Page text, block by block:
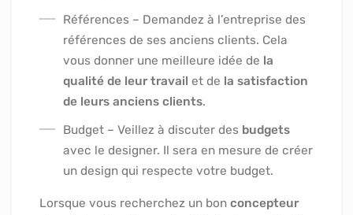
Références – Demandez à l’entreprise des
références de ses anciens clients. Cela
vous donner une meilleure idée de la
qualité de leur travail et de la satisfaction
de leurs anciens clients.
Budget – Veillez à discuter des budgets
avec le designer. Il sera en mesure de créer
un design qui respecte votre budget.
Lorsque vous recherchez un bon concepteur